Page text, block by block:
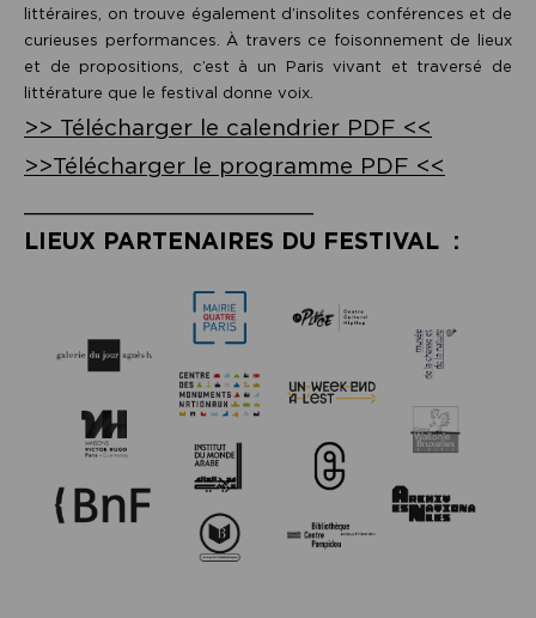
littéraires, on trouve également d’insolites conférences et de
curieuses performances. À travers ce foisonnement de lieux
et de propositions, c’est à un Paris vivant et traversé de
littérature que le festival donne voix.
>> Télécharger le calendrier PDF <<
>>Télécharger le programme PDF <<
LIEUX PARTENAIRES DU FESTIVAL :